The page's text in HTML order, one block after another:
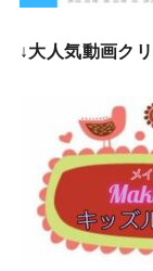
↓大人気動画ク